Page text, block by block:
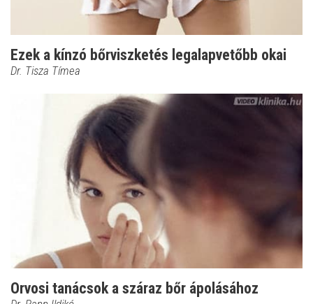
Ezek a kínzó bőrviszketés legalapvetőbb okai
Dr. Tisza Tímea
Orvosi tanácsok a száraz bőr ápolásához